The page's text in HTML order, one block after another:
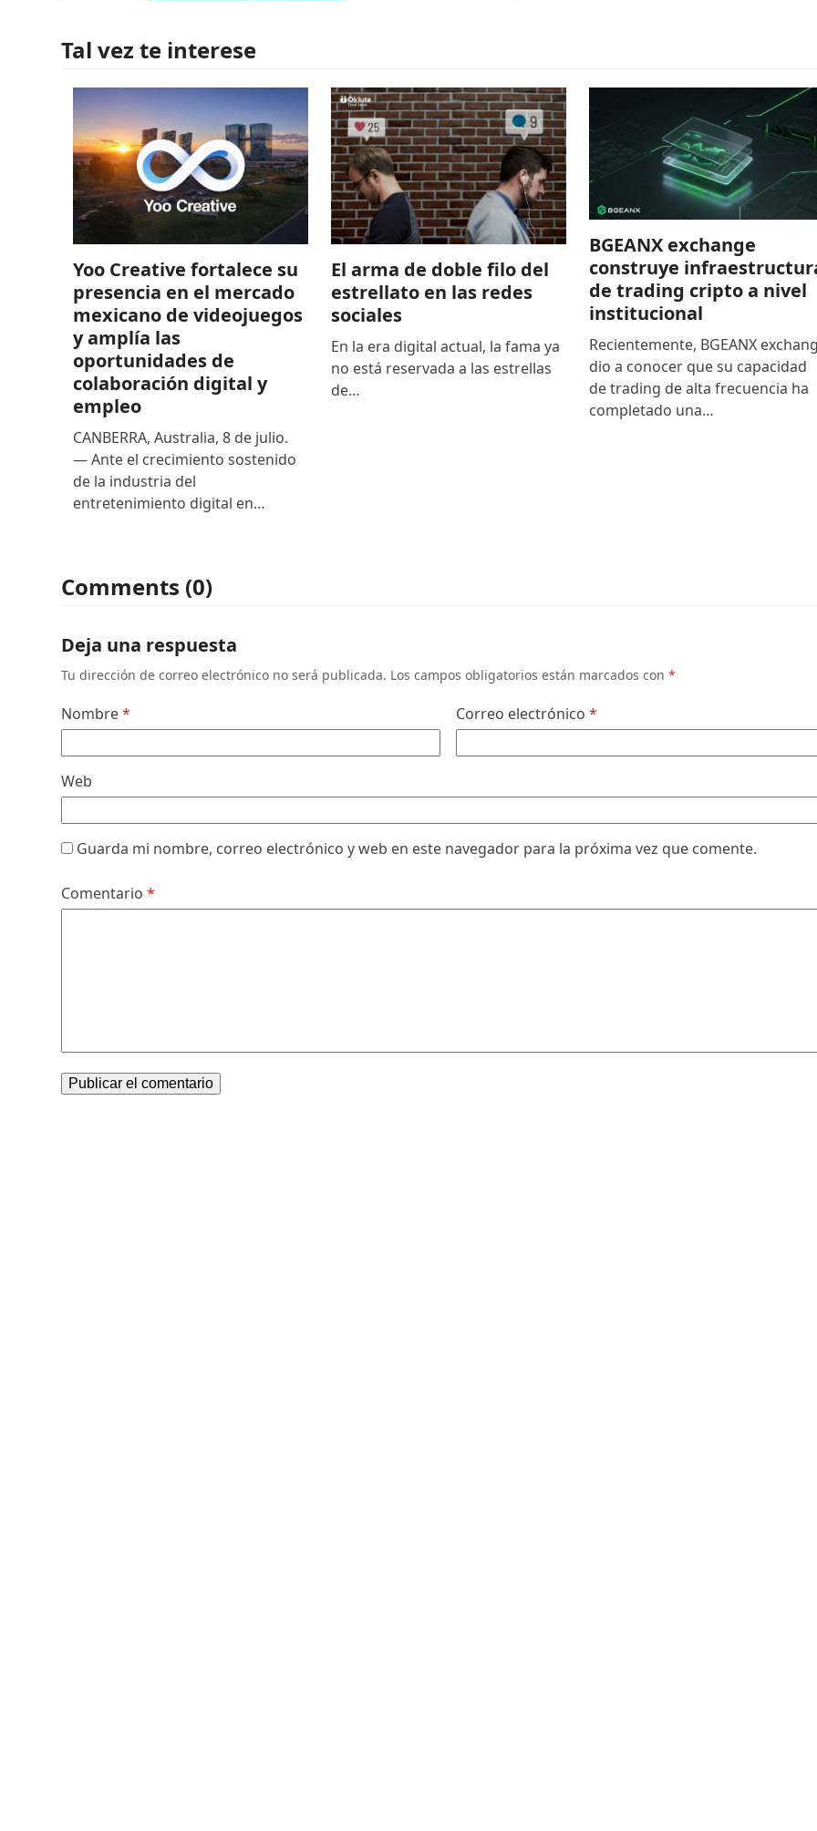
Tal vez te interese
Yoo Creative fortalece su
presencia en el mercado
mexicano de videojuegos
y amplía las
oportunidades de
colaboración digital y
empleo
CANBERRA, Australia, 8 de julio.
— Ante el crecimiento sostenido
de la industria del
entretenimiento digital en…
El arma de doble filo del
estrellato en las redes
sociales
En la era digital actual, la fama ya
no está reservada a las estrellas
de…
BGEANX exchange
construye
de trading cripto a nivel
institucional
Recientemente, BGEANX
dio a conocer que su capacidad
de trading de alta frecuencia ha
completado una…
Comments (0)
Deja una respuesta
Tu dirección de correo electrónico no será publicada. Los campos obligatorios están marcados con*
Nombre* Correo electrónico*
Web
Guarda mi nombre, correo electrónico y web en este navegador para la próxima vez que comente.
Comentario*